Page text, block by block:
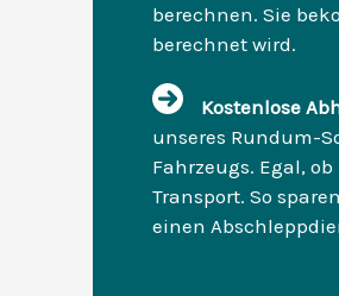
berechnen. Sie
berechnet wird.
Kostenlose
unseres Rundum-
Fahrzeugs. Egal,
Transport. So
einen